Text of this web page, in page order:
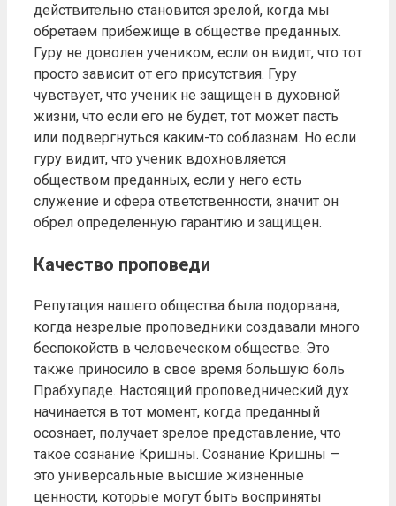
действительно становится зрелой, когда мы
обретаем прибежище в обществе преданных.
Гуру не доволен учеником, если он видит, что тот
просто зависит от его присутствия. Гуру
чувствует, что ученик не защищен в духовной
жизни, что если его не будет, тот может пасть
или подвергнуться каким-то соблазнам. Но если
гуру видит, что ученик вдохновляется
обществом преданных, если у него есть
служение и сфера ответственности, значит он
обрел определенную гарантию и защищен.
Качество проповеди
Репутация нашего общества была подорвана,
когда незрелые проповедники создавали много
беспокойств в человеческом обществе. Это
также приносило в свое время большую боль
Прабхупаде. Настоящий проповеднический дух
начинается в тот момент, когда преданный
осознает, получает зрелое представление, что
такое сознание Кришны. Сознание Кришны —
это универсальные высшие жизненные
ценности, которые могут быть восприняты